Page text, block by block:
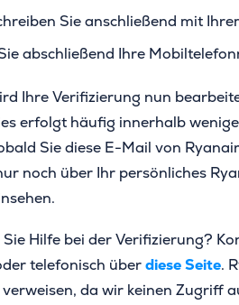
Sie anschließend mit
abschließend Ihre
Ihre Verifizierung nun
erfolgt häufig innerhalb
Sie diese E-Mail von
noch über Ihr persönliches
Hilfe bei der Verifizierung?
telefonisch überdiese Seite.
da wir keinen Zugriff